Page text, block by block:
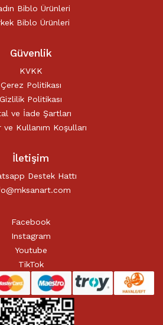
Biblo Ürünleri
Biblo Ürünleri
Güvenlik
KVKK
Çerez Politikası
Gizlilik Politikası
ve İade Şartları
Kullanım Koşulları
İletişim
Destek Hattı
Facebook
Instagram
Youtube
TikTok